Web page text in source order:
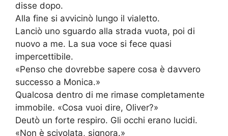
disse dopo.
Alla fine si avvicinò lungo il vialetto.
Lanciò uno sguardo alla strada vuota, poi di
nuovo a me. La sua voce si fece quasi
impercettibile.
«Penso che dovrebbe sapere cosa è davvero
successo a Monica.»
Qualcosa dentro di me rimase completamente
immobile. «Cosa vuoi dire, Oliver?»
Deutò un forte respiro. Gli occhi erano lucidi.
«Non è scivolata, signora.»